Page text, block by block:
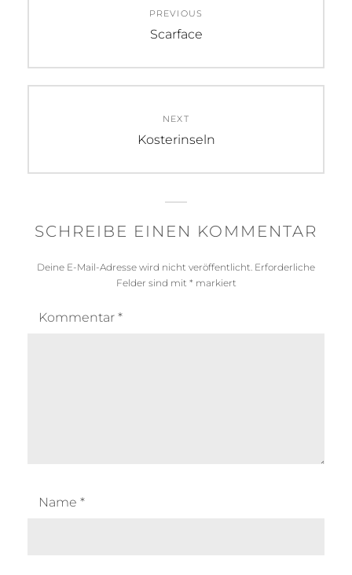
PREVIOUS
Previous
Scarface
NEXT
Next
Kosterinseln
SCHREIBE EINEN KOMMENTAR
Deine E-Mail-Adresse wird nicht veröffentlicht. Erforderliche
Felder sind mit * markiert
Kommentar *
Name *